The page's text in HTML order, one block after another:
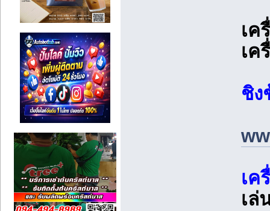
เค
เค
ชิง
เค
เล่